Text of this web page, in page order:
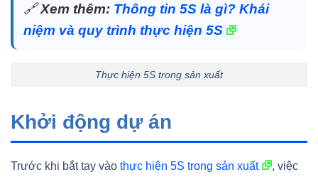
🔗Xem thêm: Thông tin 5S là gì? Khái
niệm và quy trình thực hiện 5S
Thực hiện 5S trong sản xuất
Khởi động dự án
Trước khi bắt tay vào thực hiện 5S trong sản xuất
, việc